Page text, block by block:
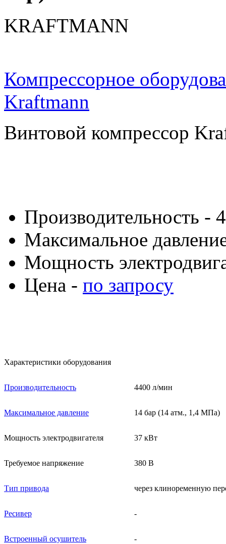
KRAFTMANN
Компрессорное
Kraftmann
Винтовой компрессор
Производительность -
Максимальное
Мощность
Цена - по запросу
Характеристики оборудования
Производительность 4400 л/мин
Максимальное давление 14 бар (14 атм., 1,4 МПа)
Мощность электродвигателя 37 кВт
Требуемое напряжение 380 В
Тип привода через клиноременную
Ресивер -
Встроенный осушитель -